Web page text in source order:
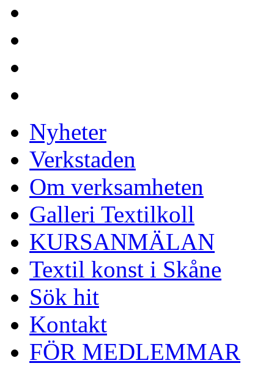
Nyheter
Verkstaden
Om verksamheten
Galleri Textilkoll
KURSANMÄLAN
Textil konst i Skåne
Sök hit
Kontakt
FÖR MEDLEMMAR